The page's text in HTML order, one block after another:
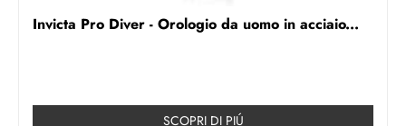
Invicta Pro Diver - Orologio da uomo in acciaio...
SCOPRI DI PIÚ